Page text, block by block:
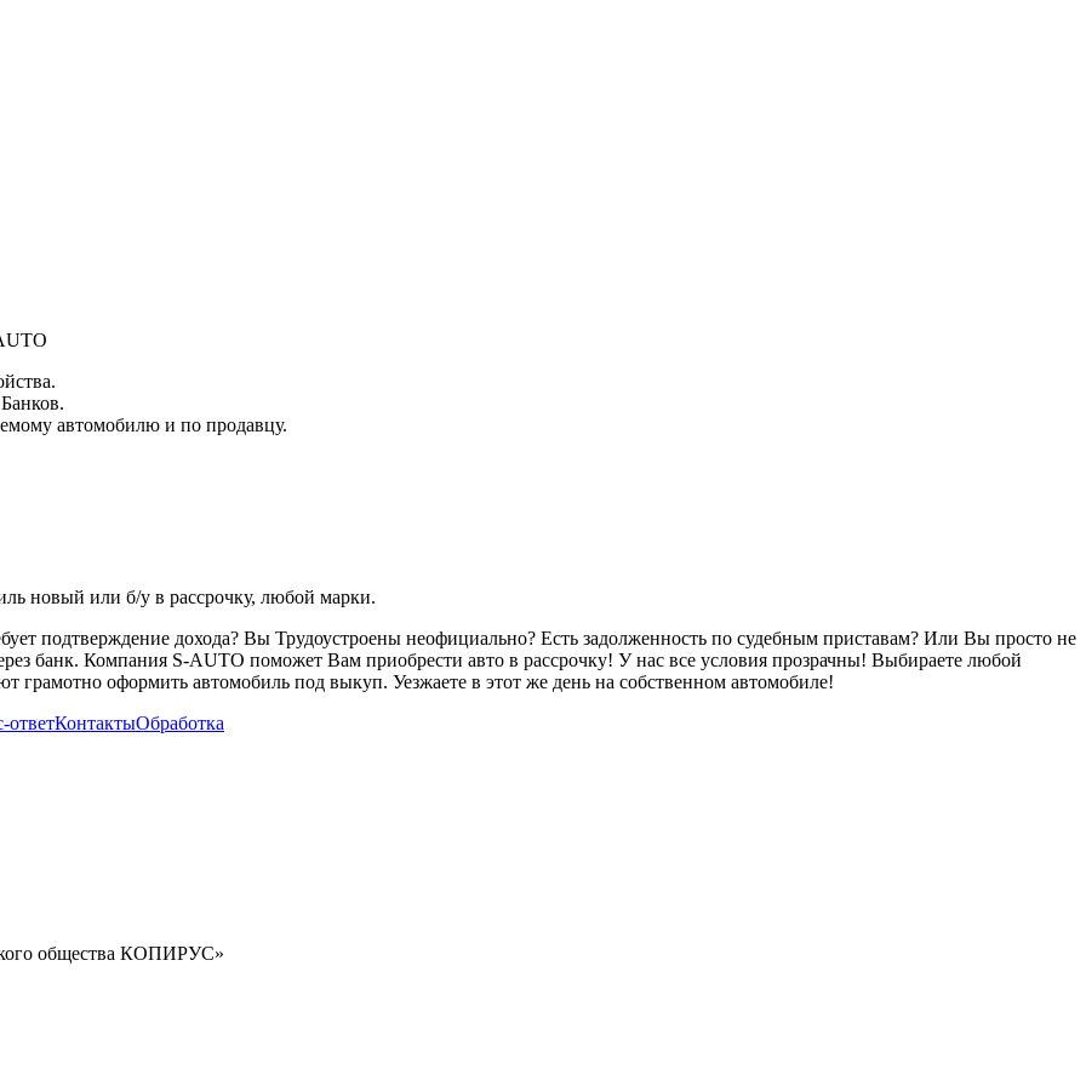
автомобилю и по продавцу.
новый или б/у в рассрочку, любой марки.
подтверждение дохода? Вы Трудоустроены неофициально? Есть задолженность по судебным приставам? Или Вы просто не
банк. Компания S-AUTO поможет Вам приобрести авто в рассрочку! У нас все условия прозрачны! Выбираете любой
оформить автомобиль под выкуп. Уезжаете в этот же день на собственном автомобиле!
ответКонтактыОбработка
общества КОПИРУС»